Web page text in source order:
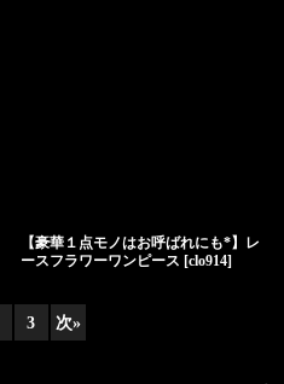
【豪華１点モノはお呼ばれにも*】レ
ースフラワーワンピース [clo914]
3 次»